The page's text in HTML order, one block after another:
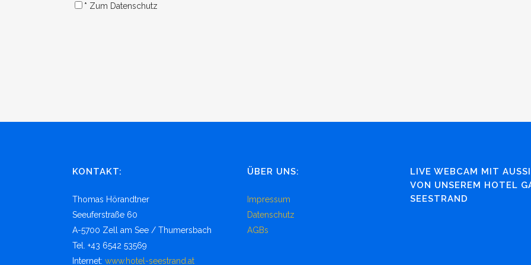
* Zum Datenschutz
KONTAKT:
Thomas Hörandtner
Seeuferstraße 60
A-5700 Zell am See / Thumersbach
Tel. +43 6542 53569
Internet: www.hotel-seestrand.at
ÜBER UNS:
Impressum
Datenschutz
AGBs
LIVE WEBCAM MIT
VON UNSEREM HOTEL
SEESTRAND